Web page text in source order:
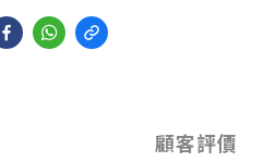
顧客評價